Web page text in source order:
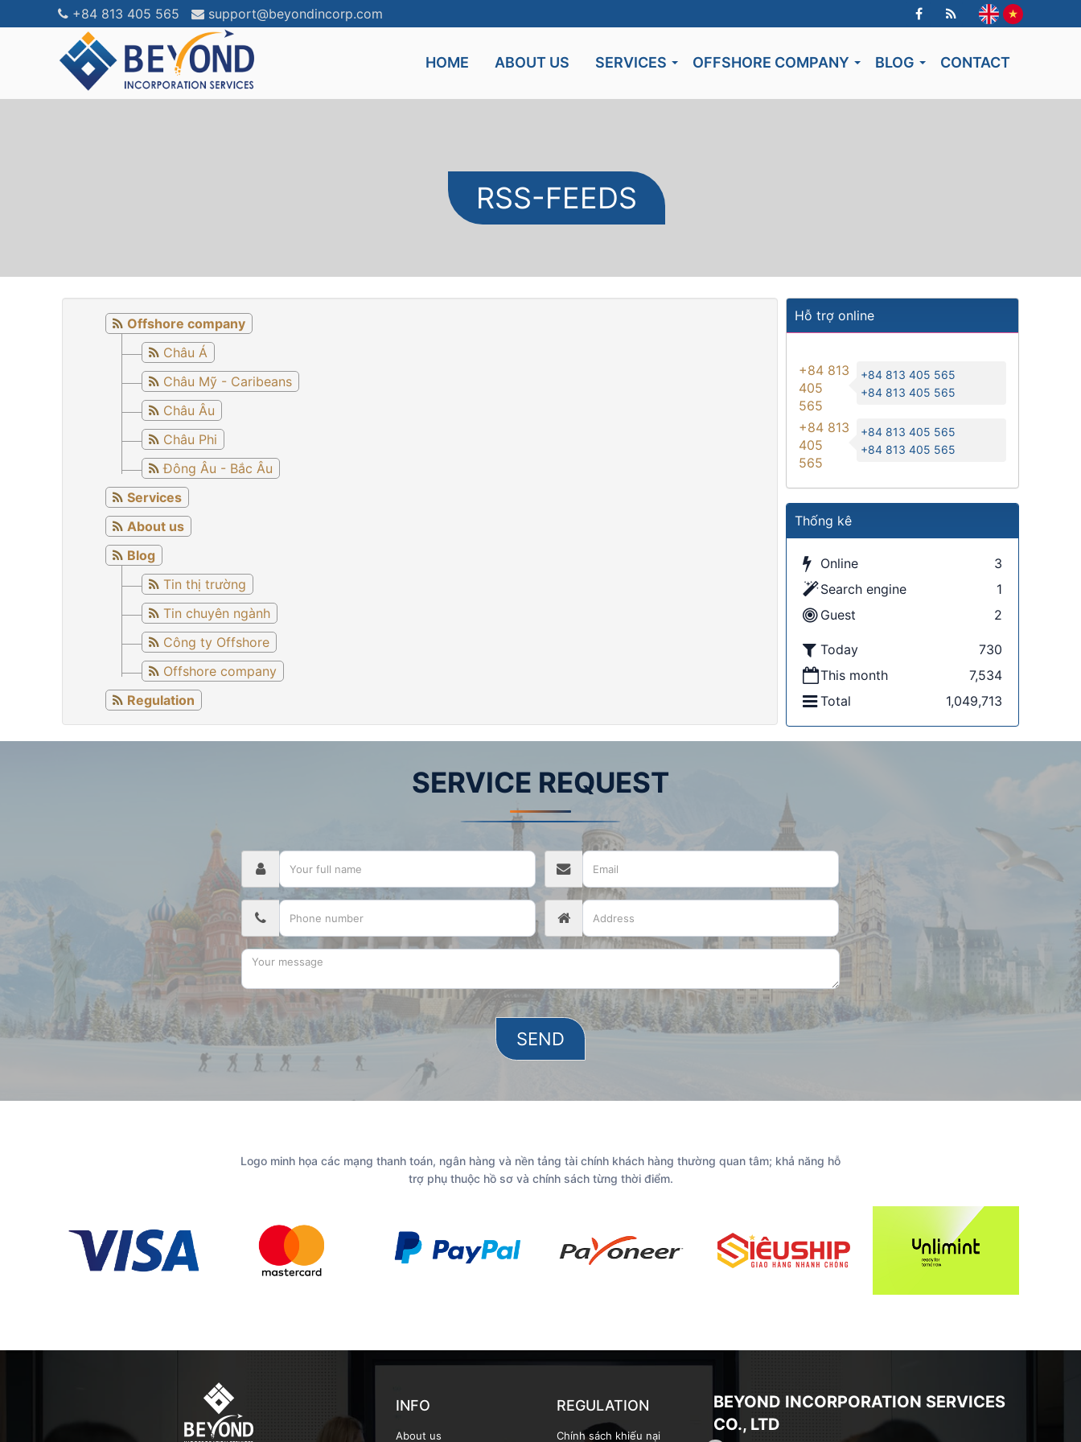
+84 813 405 565 support@beyondincorp.com
HOME ABOUT US SERVICES OFFSHORE COMPANY BLOG CONTACT
RSS-FEEDS
Offshore company
Châu Á
Châu Mỹ - Caribeans
Châu Âu
Châu Phi
Đông Âu - Bắc Âu
Services
About us
Blog
Tin thị trường
Tin chuyên ngành
Công ty Offshore
Offshore company
Regulation
Hỗ trợ online
+84 813
405
565
+84 813 405 565
+84 813 405 565
+84 813
405
565
+84 813 405 565
+84 813 405 565
Thống kê
Online
3
Search engine
1
Guest
2
Today
730
This month
7,534
Total
1,049,713
SERVICE REQUEST
Logo minh họa các mạng thanh toán, ngân hàng và nền tảng tài chính khách hàng thường quan tâm; khả năng hỗ
trợ phụ thuộc hồ sơ và chính sách từng thời điểm.
INFO
About us
REGULATION
Chính sách khiếu nại
BEYOND INCORPORATION SERVICES
CO., LTD